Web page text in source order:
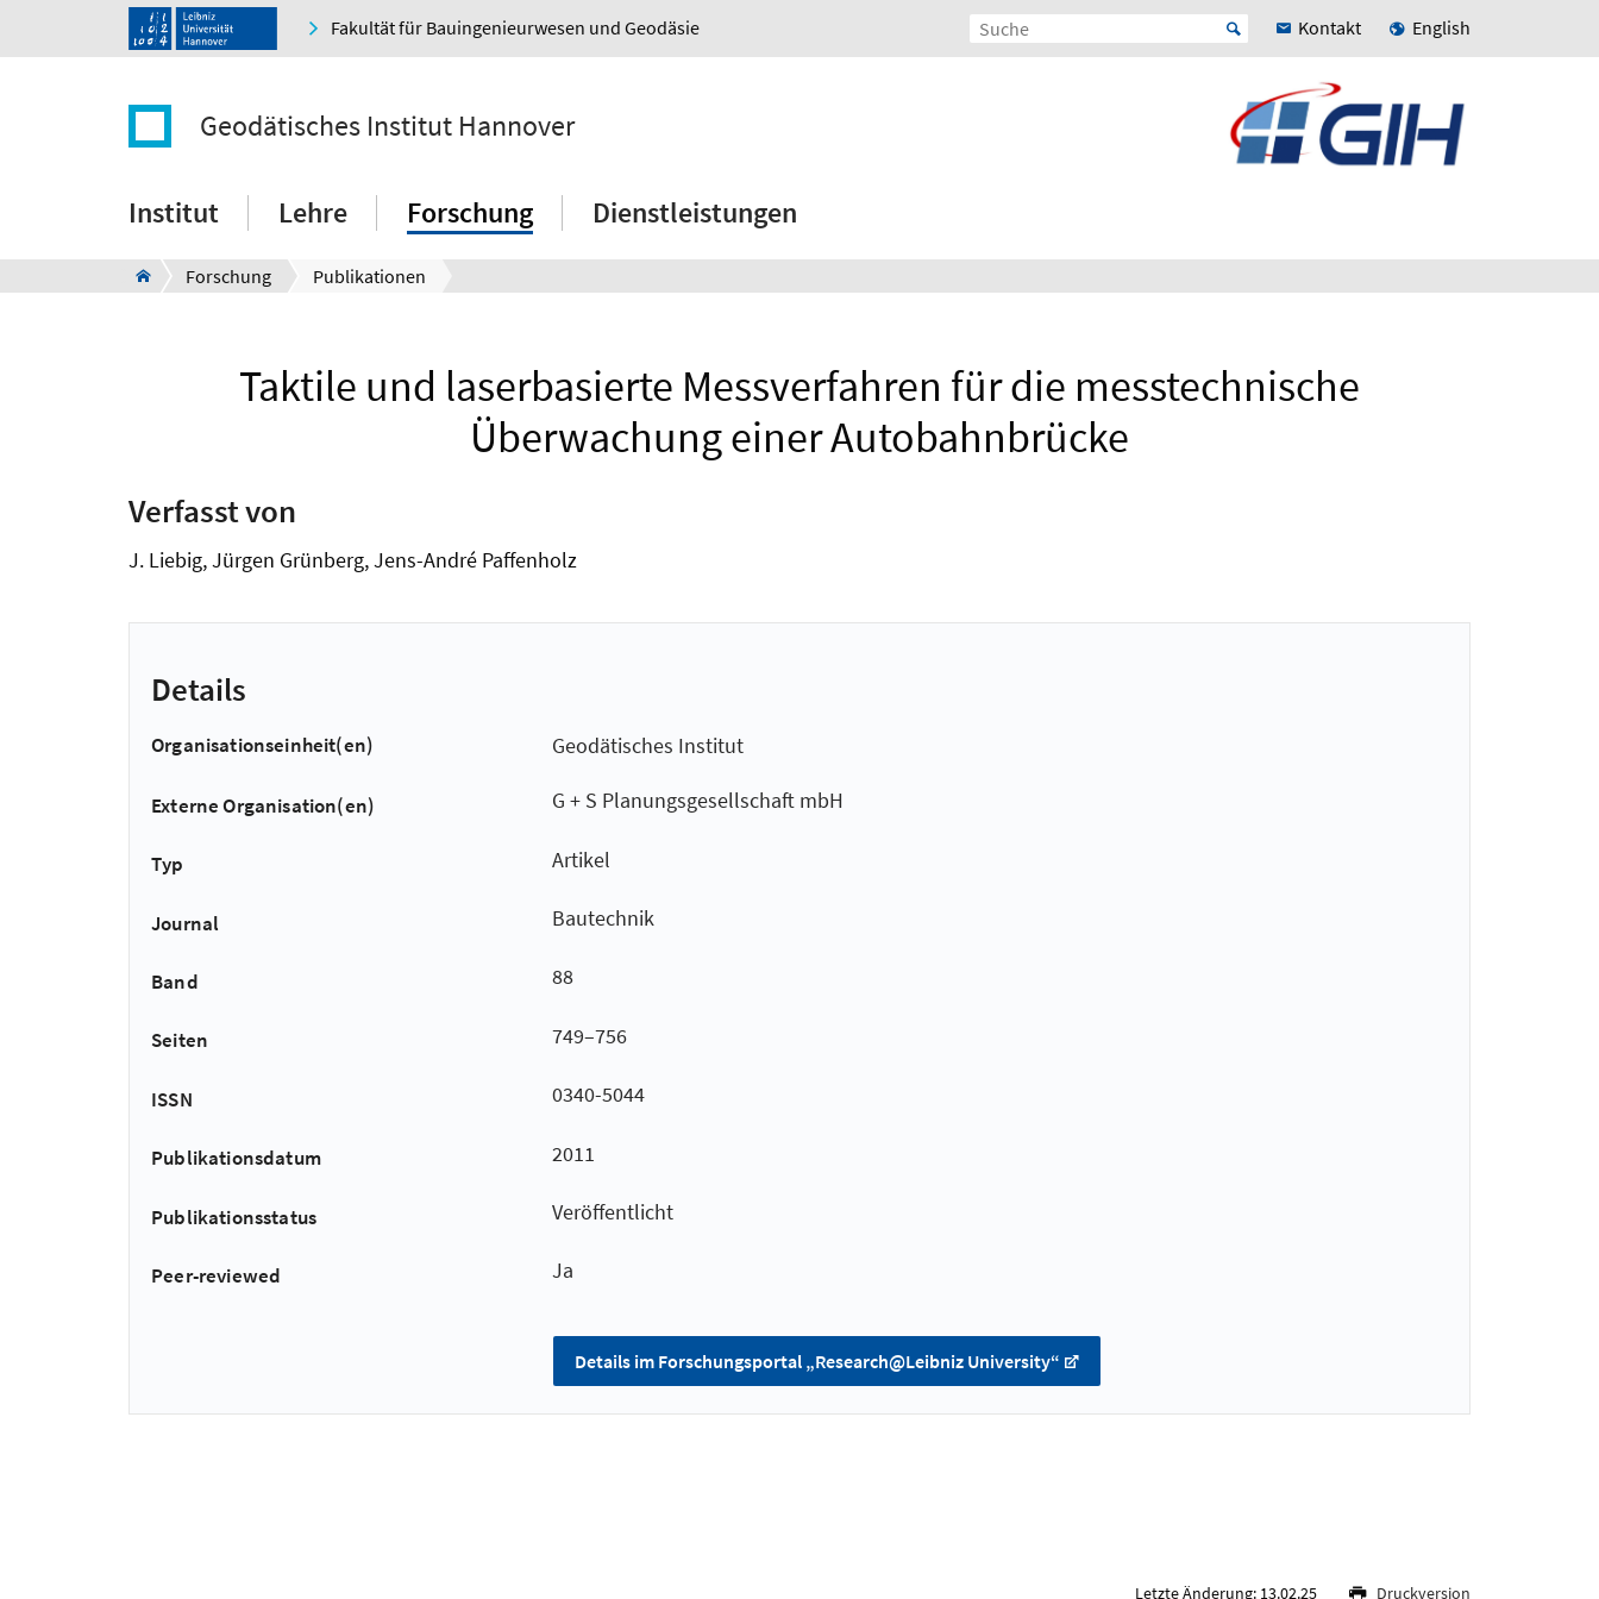
Fakultät für Bauingenieurwesen und Geodäsie Kontakt English
Geodätisches Institut Hannover
Institut Lehre Forschung Dienstleistungen
Forschung Publikationen
Taktile und laserbasierte Messverfahren für die messtechnische
Überwachung einer Autobahnbrücke
Verfasst von
J. Liebig, Jürgen Grünberg, Jens-André Paffenholz
Details
Organisationseinheit(en) Geodätisches Institut
Externe Organisation(en) G + S Planungsgesellschaft mbH
Typ Artikel
Journal Bautechnik
Band 88
Seiten 749–756
ISSN 0340-5044
Publikationsdatum 2011
Publikationsstatus Veröffentlicht
Peer-reviewed Ja
Details im Forschungsportal „Research@Leibniz University“
Letzte Änderung: 13.02.25 Druckversion